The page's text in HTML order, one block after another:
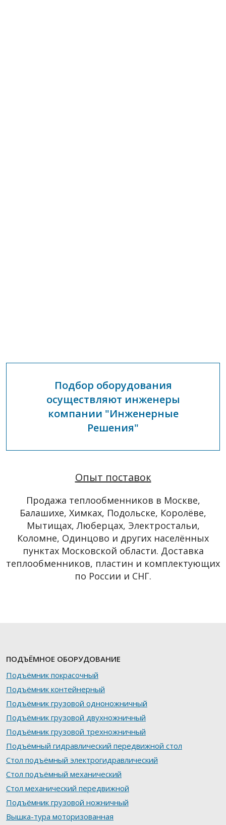
Подбор оборудования
осуществляют инженеры
компании "Инженерные
Решения"
Опыт поставок
Продажа теплообменников в Москве,
Балашихе, Химках, Подольске, Королёве,
Мытищах, Люберцах, Электростальи,
Коломне, Одинцово и других населённых
пунктах Московской области. Доставка
теплообменников, пластин и комплектующих
по России и СНГ.
ПОДЪЁМНОЕ ОБОРУДОВАНИЕ
Подъёмник покрасочный
Подъёмник контейнерный
Подъёмник грузовой одноножничный
Подъёмник грузовой двухножничный
Подъёмник грузовой трехножничный
Подъёмный гидравлический передвижной стол
Стол подъёмный электрогидравлический
Стол подъёмный механический
Стол механический передвижной
Подъёмник грузовой ножничный
Вышка-тура моторизованная